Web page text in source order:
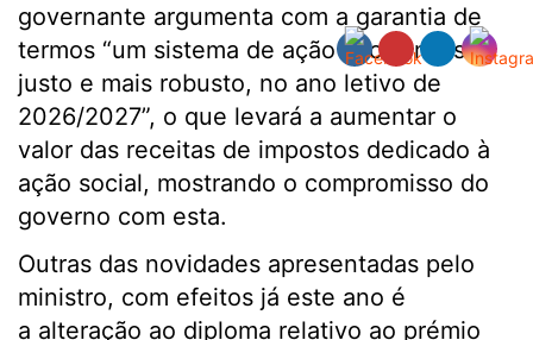
governante argumenta com a garantia de
termos “um sistema de ação social mais
justo e mais robusto, no ano letivo de
2026/2027”, o que levará a aumentar o
valor das receitas de impostos dedicado à
ação social, mostrando o compromisso do
governo com esta.
Outras das novidades apresentadas pelo
ministro, com efeitos já este ano é
a alteração ao diploma relativo ao prémio